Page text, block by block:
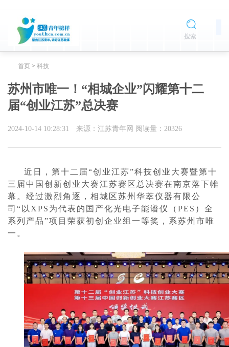
搜索
首页 > 科技
苏州市唯一！“相城企业”闪耀第十二
届“创业江苏”总决赛
2024-10-14 10:28:31 来源：江苏青年网 阅读量： 20326
近日，第十二届“创业江苏”科技创业大赛暨第十
三届中国创新创业大赛江苏赛区总决赛在南京落下帷
幕。经过激烈角逐，相城区苏州华萃仪器有限公
司“以XPS为代表的国产化光电子能谱仪（PES）全
系列产品”项目荣获初创企业组一等奖，系苏州市唯
一。